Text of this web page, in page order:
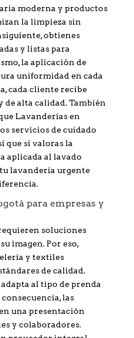
moderna y productos
la limpieza sin
obtienes
y listas para
la aplicación de
uniformidad en cada
cada cliente recibe
de alta calidad. También
Lavanderías en
servicios de cuidado
que si valoras la
aplicada al lavado
lavandería urgente
para empresas y
soluciones
imagen. Por eso,
y textiles
de calidad.
adapta al tipo de prenda
las
una presentación
y colaboradores.